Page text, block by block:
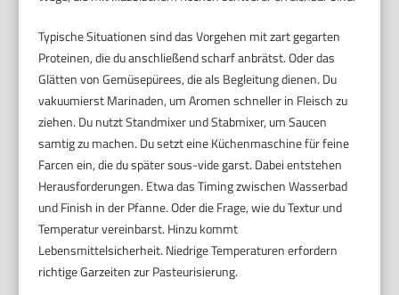
Typische Situationen sind das Vorgehen mit zart gegarten
Proteinen, die du anschließend scharf anbrätst. Oder das
Glätten von Gemüsepürees, die als Begleitung dienen. Du
vakuumierst Marinaden, um Aromen schneller in Fleisch zu
ziehen. Du nutzt Standmixer und Stabmixer, um Saucen
samtig zu machen. Du setzt eine Küchenmaschine für feine
Farcen ein, die du später sous-vide garst. Dabei entstehen
Herausforderungen. Etwa das Timing zwischen Wasserbad
und Finish in der Pfanne. Oder die Frage, wie du Textur und
Temperatur vereinbarst. Hinzu kommt
Lebensmittelsicherheit. Niedrige Temperaturen erfordern
richtige Garzeiten zur Pasteurisierung.